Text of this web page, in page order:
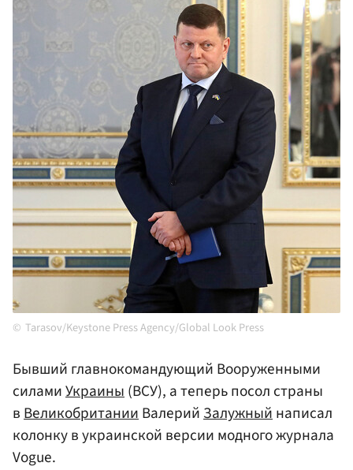
Tarasov/Keystone Press Agency/Global Look Press
Бывший главнокомандующий Вооруженными
силамиУкраины(ВСУ), а теперь посол страны
вВеликобританииВалерийЗалужныйнаписал
колонку в украинской версии модного журнала
Vogue.